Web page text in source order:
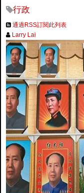
行政
通過RSS訂閱此列表
Larry Lai